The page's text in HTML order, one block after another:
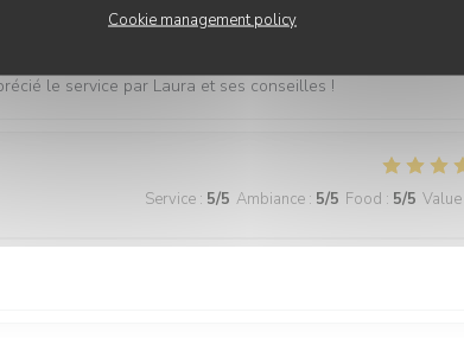
Cookie management policy
Service Ambiance
le service par Laura et ses conseilles !
Service : 5/5 Ambiance : 5/5 Food : 5/5 Value